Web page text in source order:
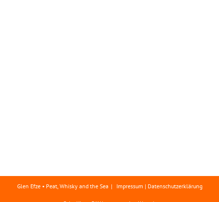
Glen Efze • Peat, Whisky and the Sea Impressum | Datenschutzerklärung